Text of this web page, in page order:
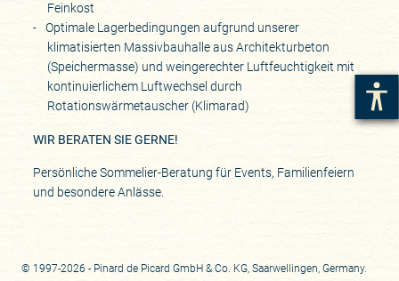
Feinkost
Optimale Lagerbedingungen aufgrund unserer
klimatisierten Massivbauhalle aus Architekturbeton
(Speichermasse) und weingerechter Luftfeuchtigkeit mit
kontinuierlichem Luftwechsel durch
Rotationswärmetauscher (Klimarad)
WIR BERATEN SIE GERNE!
Persönliche Sommelier-Beratung für Events, Familienfeiern
und besondere Anlässe.
© 1997-2026 - Pinard de Picard GmbH & Co. KG, Saarwellingen, Germany.